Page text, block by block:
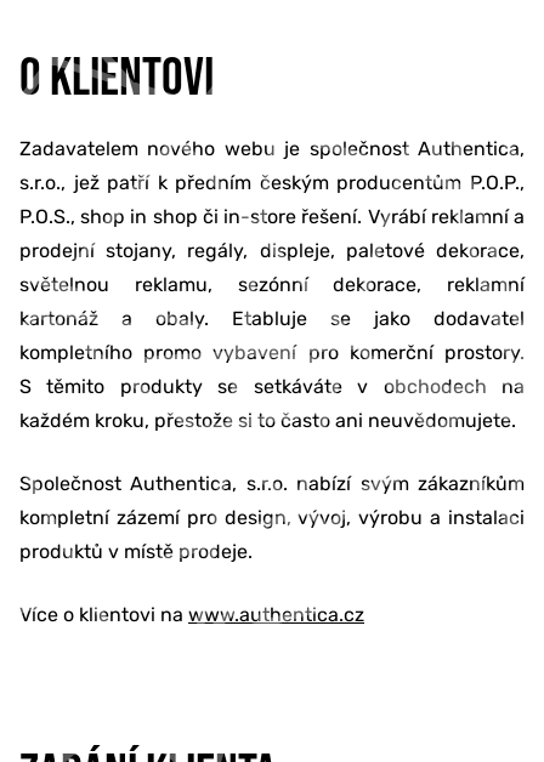
O KLIENTOVI
Zadavatelem nového webu je společnost Authentica,
s.r.o., jež patří k předním českým producentům P.O.P.,
P.O.S., shop in shop či in-store řešení. Vyrábí reklamní a
prodejní stojany, regály, displeje, paletové dekorace,
světelnou reklamu, sezónní dekorace, reklamní
kartonáž a obaly. Etabluje se jako dodavatel
kompletního promo vybavení pro komerční prostory.
S těmito produkty se setkáváte v obchodech na
každém kroku, přestože si to často ani neuvědomujete.
Společnost Authentica, s.r.o. nabízí svým zákazníkům
kompletní zázemí pro design, vývoj, výrobu a instalaci
produktů v místě prodeje.
Více o klientovi na www.authentica.cz